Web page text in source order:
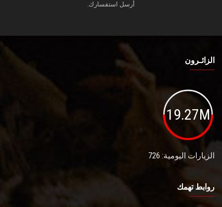
أرسل استفسارك.
الزائـرون
19.27M
الزيارات اليومية: 726
روابط تهمك